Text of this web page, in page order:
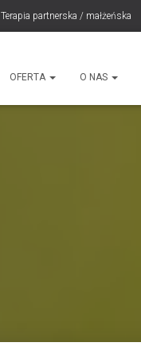
Terapia partnerska / małżeńska
OFERTA O NAS